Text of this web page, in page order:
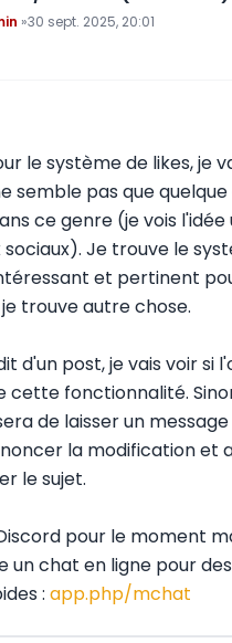
»30 sept. 2025, 20:01
le système de likes, je
semble pas que
ce genre (je vois l'idée
sociaux). Je trouve le
et pertinent
je trouve autre chose.
d'un post, je vais voir si
cette fonctionnalité.
de laisser un
la modification et
le sujet.
pour le moment
un chat en ligne pour
: app.php/mchat